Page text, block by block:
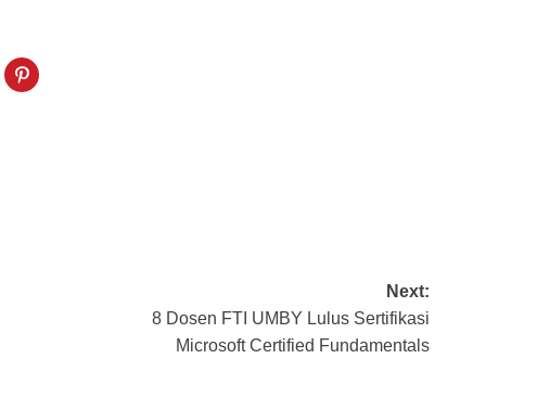
Next:
8 Dosen FTI UMBY Lulus Sertifikasi
Microsoft Certified Fundamentals